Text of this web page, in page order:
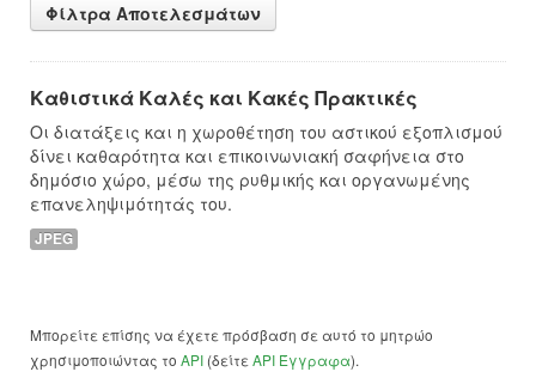
Φίλτρα Αποτελεσμάτων
Καθιστικά Καλές και Κακές Πρακτικές
Οι διατάξεις και η χωροθέτηση του αστικού εξοπλισμού
δίνει καθαρότητα και επικοινωνιακή σαφήνεια στο
δημόσιο χώρο, μέσω της ρυθμικής και οργανωμένης
επανεληψιμότητάς του.
JPEG
Μπορείτε επίσης να έχετε πρόσβαση σε αυτό το μητρώο
χρησιμοποιώντας το API (δείτε API Έγγραφα).